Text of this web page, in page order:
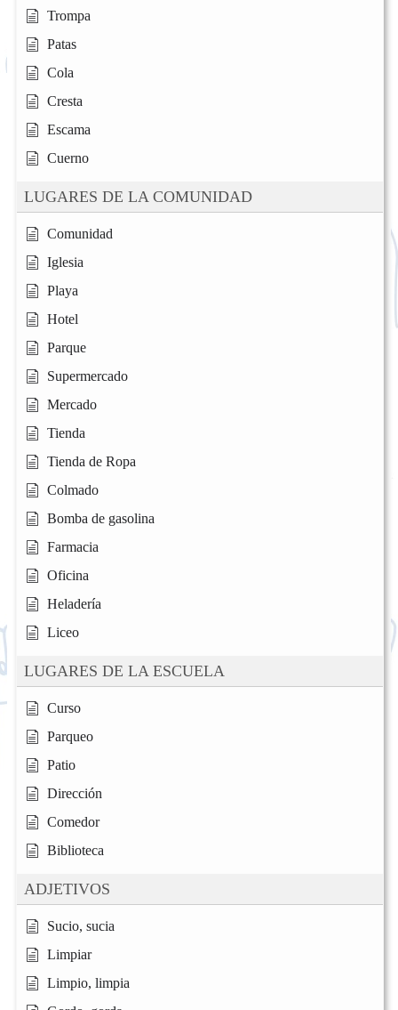
Trompa
Patas
Cola
Cresta
Escama
Cuerno
LUGARES DE LA COMUNIDAD
Comunidad
Iglesia
Playa
Hotel
Parque
Supermercado
Mercado
Tienda
Tienda de Ropa
Colmado
Bomba de gasolina
Farmacia
Oficina
Heladería
Liceo
LUGARES DE LA ESCUELA
Curso
Parqueo
Patio
Dirección
Comedor
Biblioteca
ADJETIVOS
Sucio, sucia
Limpiar
Limpio, limpia